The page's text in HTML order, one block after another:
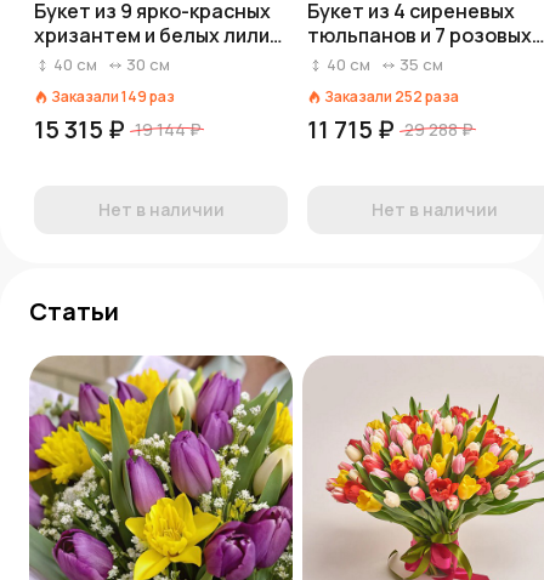
Букет из 9 ярко-красных
хризантем и белых лилий
«Магия момента»
40 см 30 см
Заказали149раз
15 315 ₽ 19 144 ₽
Нет в наличии
Букет из 4 сиреневых
тюльпанов и 7 розовых
лилий
40 см 35 см
Заказали 252раза
11 715 ₽ 29 288 ₽
Нет в наличии
Статьи